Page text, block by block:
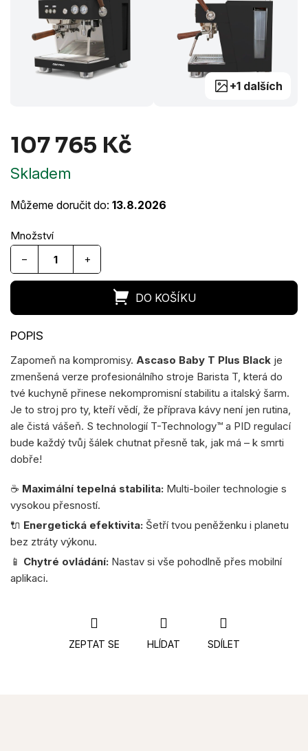
+1 dalších
107 765 Kč
Skladem
Můžeme doručit do: 13.8.2026
+
−
Zapomeň na kompromisy. Ascaso Baby T Plus Black je
zmenšená verze profesionálního stroje Barista T, která do
tvé kuchyně přinese nekompromisní stabilitu a italský šarm.
Je to stroj pro ty, kteří vědí, že příprava kávy není jen rutina,
ale čistá vášeň. S technologií T-Technology™ a PID regulací
bude každý tvůj šálek chutnat přesně tak, jak má – k smrti
dobře!
☕ Maximální tepelná stabilita: Multi-boiler technologie s
vysokou přesností.
🔌 Energetická efektivita: Šetří tvou peněženku i planetu
bez ztráty výkonu.
📱 Chytré ovládání: Nastav si vše pohodlně přes mobilní
aplikaci.
ZEPTAT SE HLÍDAT SDÍLET